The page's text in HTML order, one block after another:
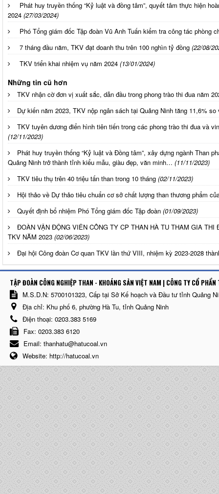
Phát huy truyền thống “Kỷ luật và đồng tâm”, quyết tâm thực hiện
2024 (27/03/2024)
Phó Tổng giám đốc Tập đoàn Vũ Anh Tuấn kiểm tra công tác phòng
7 tháng đầu năm, TKV đạt doanh thu trên 100 nghìn tỷ đồng (22/08/
TKV triển khai nhiệm vụ năm 2024 (13/01/2024)
Những tin cũ hơn
TKV nhận cờ đơn vị xuất sắc, dẫn đầu trong phong trào thi đua năm
Dự kiến năm 2023, TKV nộp ngân sách tại Quảng Ninh tăng 11,6% so
TKV tuyên dương điển hình tiên tiến trong các phong trào thi đua và
(12/11/2023)
Phát huy truyền thống “Kỷ luật và Đồng tâm”, xây dựng ngành Than
Quảng Ninh trở thành tỉnh kiểu mẫu, giàu đẹp, văn minh… (11/11/2023)
TKV tiêu thụ trên 40 triệu tấn than trong 10 tháng (02/11/2023)
Hội thảo về Dự thảo tiêu chuẩn cơ sở chất lượng than thương phẩm
Quyết định bổ nhiệm Phó Tổng giám đốc Tập đoàn (01/09/2023)
ĐOÀN VẬN ĐỘNG VIÊN CÔNG TY CP THAN HÀ TU THAM GIA THI
TKV NĂM 2023 (02/06/2023)
Đại hội Công đoàn Cơ quan TKV lần thứ VIII, nhiệm kỳ 2023-2028
TẬP ĐOÀN CÔNG NGHIỆP THAN - KHOÁNG SẢN VIỆT NAM | CÔNG TY CỔ
M.S.D.N: 5700101323, Cấp tại Sở Kế hoạch và Đầu tư tỉnh Quảng
Địa chỉ: Khu phố 6, phường Hà Tu, tỉnh Quảng Ninh
Điện thoại: 0203.383 5169
Fax: 0203.383 6120
Email: thanhatu@hatucoal.vn
Website: http://hatucoal.vn